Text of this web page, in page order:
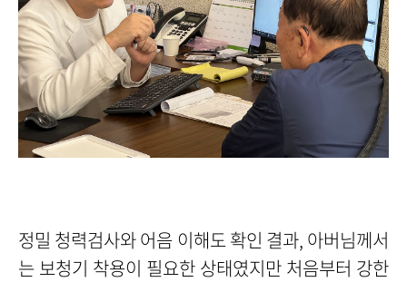
정밀 청력검사와 어음 이해도 확인 결과, 아버님께서
는 보청기 착용이 필요한 상태였지만 처음부터 강한